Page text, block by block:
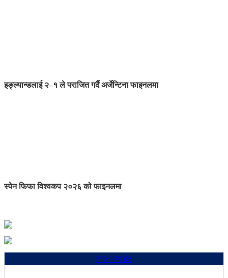
इङ्ल्यान्डलाई २–१ ले पराजित गर्दै अर्जेन्टिना फाइनलमा
स्पेन फिफा विश्वकप २०२६ को फाइनलमा
ताजा अपडेट